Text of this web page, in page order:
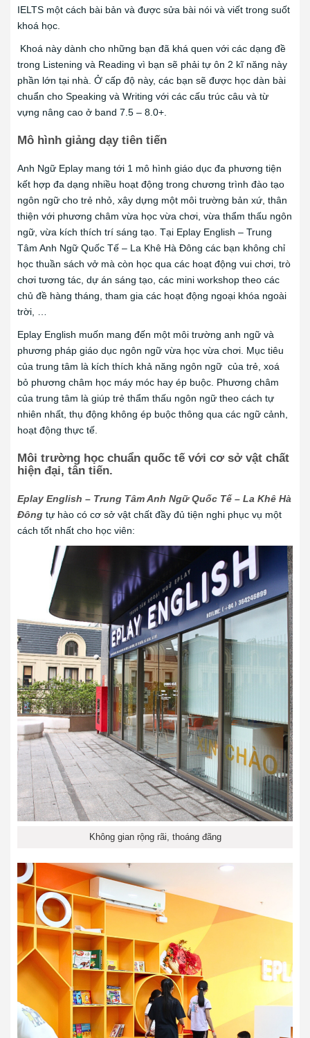
IELTS một cách bài bản và được sửa bài nói và viết trong suốt
khoá học.
Khoá này dành cho những bạn đã khá quen với các dạng đề
trong Listening và Reading vì bạn sẽ phải tự ôn 2 kĩ năng này
phần lớn tại nhà. Ở cấp độ này, các bạn sẽ được học dàn bài
chuẩn cho Speaking và Writing với các cấu trúc câu và từ
vựng nâng cao ở band 7.5 – 8.0+.
Mô hình giảng dạy tiên tiến
Anh Ngữ Eplay mang tới 1 mô hình giáo dục đa phương tiện
kết hợp đa dạng nhiều hoạt động trong chương trình đào tạo
ngôn ngữ cho trẻ nhỏ, xây dựng một môi trường bản xứ, thân
thiện với phương châm vừa học vừa chơi, vừa thẩm thấu ngôn
ngữ, vừa kích thích trí sáng tạo. Tại Eplay English – Trung
Tâm Anh Ngữ Quốc Tế – La Khê Hà Đông các bạn không chỉ
học thuần sách vở mà còn học qua các hoạt động vui chơi, trò
chơi tương tác, dự án sáng tạo, các mini workshop theo các
chủ đề hàng tháng, tham gia các hoạt động ngoại khóa ngoài
trời, …
Eplay English muốn mang đến một môi trường anh ngữ và
phương pháp giáo dục ngôn ngữ vừa học vừa chơi. Mục tiêu
của trung tâm là kích thích khả năng ngôn ngữ của trẻ, xoá
bỏ phương châm học máy móc hay ép buộc. Phương châm
của trung tâm là giúp trẻ thẩm thấu ngôn ngữ theo cách tự
nhiên nhất, thụ động không ép buộc thông qua các ngữ cảnh,
hoạt động thực tế.
Môi trường học chuẩn quốc tế với cơ sở vật chất
hiện đại, tân tiến.
Eplay English – Trung Tâm Anh Ngữ Quốc Tế – La Khê Hà
Đông tự hào có cơ sở vật chất đầy đủ tiện nghi phục vụ một
cách tốt nhất cho học viên:
Không gian rộng rãi, thoáng đãng